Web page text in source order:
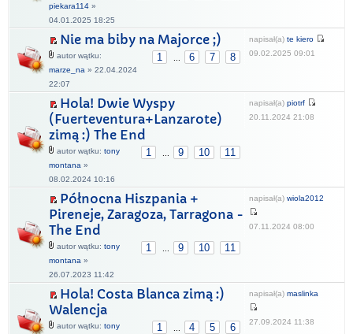
piekara114 »
04.01.2025 18:25
Nie ma biby na Majorce ;)
1 6 7 8
autor wątku:
marze_na » 22.04.2024
22:07
napisał(a) te kiero
09.02.2025 09:01
Hola! Dwie Wyspy
(Fuerteventura+Lanzarote)
zimą :) The End
1 9 10 11
autor wątku: tony
montana »
08.02.2024 10:16
napisał(a) piotrf
20.11.2024 21:08
Północna Hiszpania +
Pireneje, Zaragoza, Tarragona -
The End
1 9 10 11
autor wątku: tony
montana »
26.07.2023 11:42
napisał(a) wiola2012
07.11.2024 08:00
Hola! Costa Blanca zimą :)
Walencja
1 4 5 6
autor wątku: tony
napisał(a) maslinka
27.09.2024 11:38